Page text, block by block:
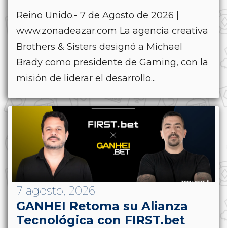
Reino Unido.- 7 de Agosto de 2026 |
www.zonadeazar.com La agencia creativa
Brothers & Sisters designó a Michael
Brady como presidente de Gaming, con la
misión de liderar el desarrollo...
7 agosto, 2026
GANHEI Retoma su Alianza
Tecnológica con FIRST.bet